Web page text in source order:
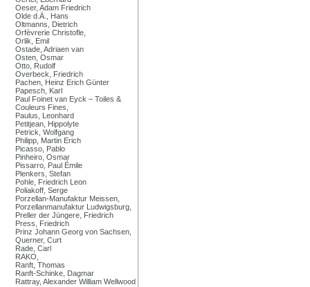
Oeser, Adam Friedrich
Olde d.Ä., Hans
Oltmanns, Dietrich
Orfèvrerie Christofle,
Orlik, Emil
Ostade, Adriaen van
Osten, Osmar
Otto, Rudolf
Overbeck, Friedrich
Pachen, Heinz Erich Günter
Papesch, Karl
Paul Foinet van Eyck – Toiles &
Couleurs Fines,
Paulus, Leonhard
Petitjean, Hippolyte
Petrick, Wolfgang
Philipp, Martin Erich
Picasso, Pablo
Pinheiro, Osmar
Pissarro, Paul Émile
Plenkers, Stefan
Pohle, Friedrich Leon
Poliakoff, Serge
Porzellan-Manufaktur Meissen,
Porzellanmanufaktur Ludwigsburg,
Preller der Jüngere, Friedrich
Press, Friedrich
Prinz Johann Georg von Sachsen,
Querner, Curt
Rade, Carl
RAKO,
Ranft, Thomas
Ranft-Schinke, Dagmar
Rattray, Alexander William Wellwood